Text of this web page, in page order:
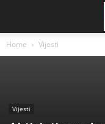
Home Vijesti
Vijesti